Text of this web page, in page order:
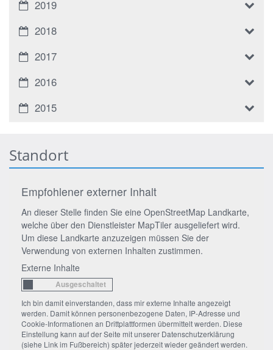
2019
2018
2017
2016
2015
Standort
Empfohlener externer Inhalt
An dieser Stelle finden Sie eine OpenStreetMap Landkarte,
welche über den Dienstleister MapTiler ausgeliefert wird.
Um diese Landkarte anzuzeigen müssen Sie der
Verwendung von externen Inhalten zustimmen.
Externe Inhalte
Ich bin damit einverstanden, dass mir externe Inhalte angezeigt
werden. Damit können personenbezogene Daten, IP-Adresse und
Cookie-Informationen an Drittplattformen übermittelt werden. Diese
Einstellung kann auf der Seite mit unserer Datenschutzerklärung
(siehe Link im Fußbereich) später jederzeit wieder geändert werden.